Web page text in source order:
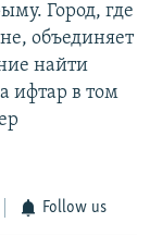
Город, где
объединяет
найти
ифтар в том
Follow us